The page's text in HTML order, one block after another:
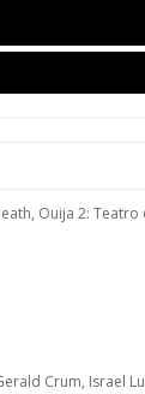
Ouija 2: Teatro
Crum, Israel